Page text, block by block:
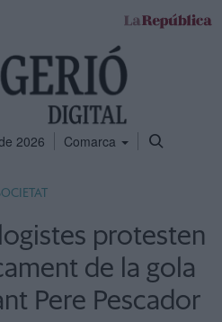
2026 Comarca
protesten
de la gola
Pere Pescador